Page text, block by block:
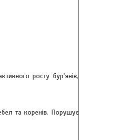
росту бур'янів,
та коренів. Порушує